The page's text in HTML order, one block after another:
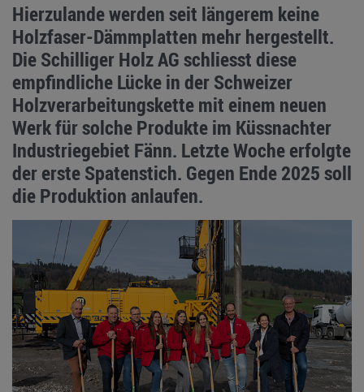
Hierzulande werden seit längerem keine
Holzfaser-Dämmplatten mehr hergestellt.
Die Schilliger Holz AG schliesst diese
empfindliche Lücke in der Schweizer
Holzverarbeitungskette mit einem neuen
Werk für solche Produkte im Küssnachter
Industriegebiet Fänn. Letzte Woche erfolgte
der erste Spatenstich. Gegen Ende 2025 soll
die Produktion anlaufen.